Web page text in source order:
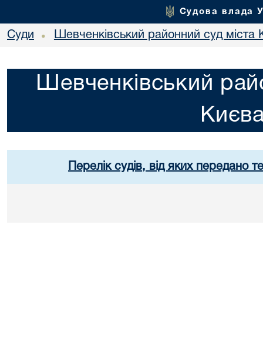
Судова влада
Суди • Шевченківський районний суд міста
Шевченківський
Перелік судів, від яких передано